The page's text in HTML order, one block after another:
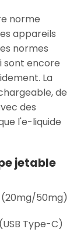
norme
appareils
normes
sont encore
La
de
des
l'e-liquide
jetable
(20mg/50mg)
Type-C)